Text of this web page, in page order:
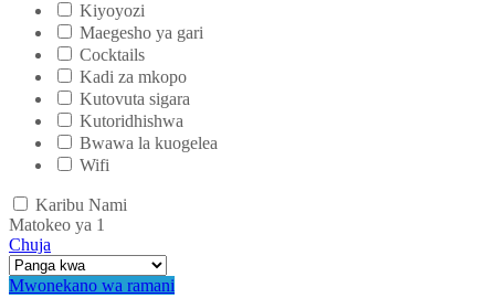
Kiyoyozi
Maegesho ya gari
Cocktails
Kadi za mkopo
Kutovuta sigara
Kutoridhishwa
Bwawa la kuogelea
Wifi
Karibu Nami
Matokeo ya 1
Chuja
Mwonekano wa ramani